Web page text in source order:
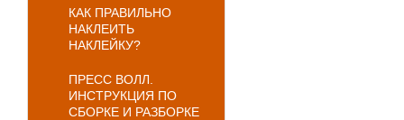
КАК ПРАВИЛЬНО
НАКЛЕИТЬ
НАКЛЕЙКУ?
ПРЕСС ВОЛЛ.
ИНСТРУКЦИЯ ПО
СБОРКЕ И РАЗБОРКЕ